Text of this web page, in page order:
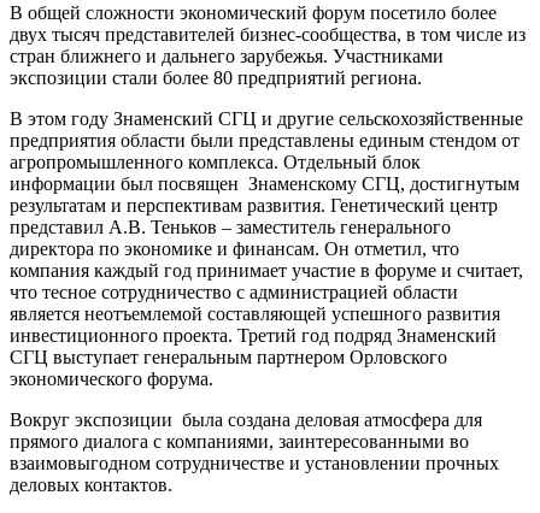
В общей сложности экономический форум посетило более
двух тысяч представителей бизнес-сообщества, в том числе из
стран ближнего и дальнего зарубежья. Участниками
экспозиции стали более 80 предприятий региона.
В этом году Знаменский СГЦ и другие сельскохозяйственные
предприятия области были представлены единым стендом от
агропромышленного комплекса. Отдельный блок
информации был посвящен Знаменскому СГЦ, достигнутым
результатам и перспективам развития. Генетический центр
представил А.В. Теньков – заместитель генерального
директора по экономике и финансам. Он отметил, что
компания каждый год принимает участие в форуме и считает,
что тесное сотрудничество с администрацией области
является неотъемлемой составляющей успешного развития
инвестиционного проекта. Третий год подряд Знаменский
СГЦ выступает генеральным партнером Орловского
экономического форума.
Вокруг экспозиции была создана деловая атмосфера для
прямого диалога с компаниями, заинтересованными во
взаимовыгодном сотрудничестве и установлении прочных
деловых контактов.